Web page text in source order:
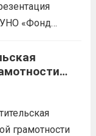
«Фонд
участие в
грамотности